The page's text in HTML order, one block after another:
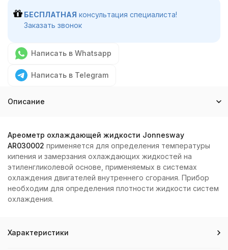
БЕСПЛАТНАЯ консультация специалиста!
Заказать звонок
Написать в Whatsapp
Написать в Telegram
Описание
Ареометр охлаждающей жидкости Jonnesway
AR030002 применяется для определения температуры
кипения и замерзания охлаждающих жидкостей на
этиленгликолевой основе, применяемых в системах
охлаждения двигателей внутреннего сгорания. Прибор
необходим для определения плотности жидкости систем
охлаждения.
Характеристики